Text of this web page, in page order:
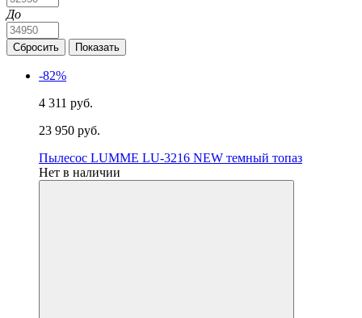
До
-82%
4 311 руб.
23 950 руб.
Пылесос LUMME LU-3216 NEW темный топаз
Нет в наличии